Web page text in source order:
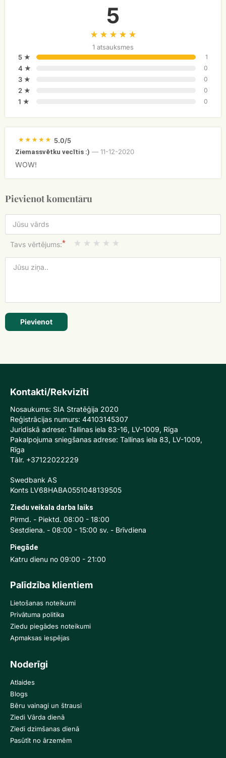
5
1 atsauksmes
5 ★
1
4 ★ 0
3 ★ 0
2 ★ 0
1 ★ 0
5.0/5
Ziemassvētku vecītis :) — 11-12-2020
WOW!
Pievienot komentāru
Tavs vērtējums:*
Pievienot
Kontakti/Rekvizīti
Nosaukums: SIA Stratēģija 2020
Reģistrācijas numurs: 44103145307
Juridiskā adrese: Tallinas iela 83-16, LV-1009, Rīga
Pakalpojuma sniegšanas adrese: Tallinas iela 83, LV-1009,
Rīga
Tālr. +37122022229
Swedbank AS
Konts LV68HABA0551048139505
Ziedu veikala darba laiks
Pirmd. - Piektd. 08:00 - 18:00
Sestdiena. - 08:00 - 15:00 sv. - Brīvdiena
Piegāde
Katru dienu no 09:00 - 21:00
Palīdzība klientiem
Lietošanas noteikumi
Privātuma politika
Ziedu piegādes noteikumi
Apmaksas iespējas
Noderīgi
Atlaides
Blogs
Bēru vainagi un štrausi
Ziedi Vārda dienā
Ziedi dzimšanas dienā
Pasūtīt no ārzemēm